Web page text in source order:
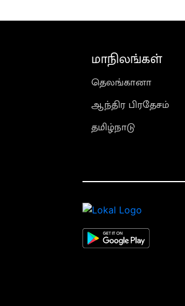
மாநிலங்கள்
தெலங்கானா
ஆந்திர பிரதேசம்
தமிழ்நாடு